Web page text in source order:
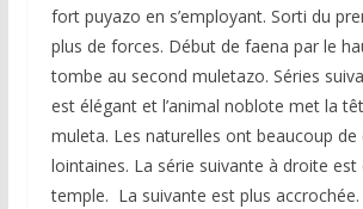
fort puyazo en s’employant. Sorti du
plus de forces. Début de faena par le
tombe au second muletazo. Séries
est élégant et l’animal noblote met la
muleta. Les naturelles ont beaucoup de
lointaines. La série suivante à droite est
temple. La suivante est plus